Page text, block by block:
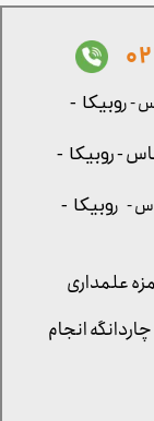
- روبیکا -
علمداری
- روبیکا -
- روبیکا -
انجام